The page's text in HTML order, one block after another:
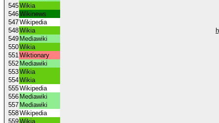
545Wikia
546Wikinews
547Wikipedia
548Wikia
549 Mediawiki
550Wikia
551Wiktionary
552 Mediawiki
553Wikia
554Wikia
555Wikipedia
556 Mediawiki
557 Mediawiki
558Wikipedia
559Wikia